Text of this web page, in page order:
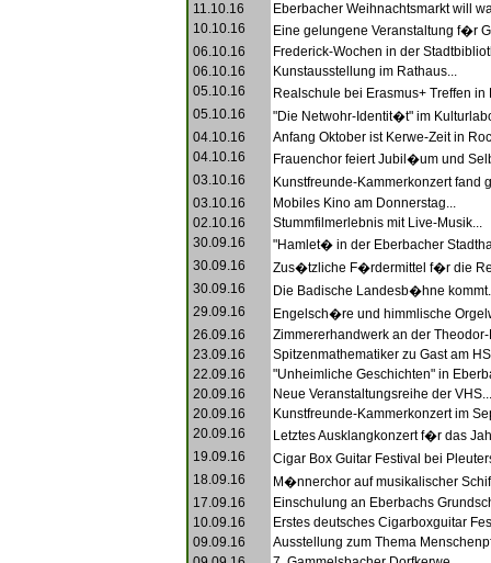
11.10.16
Eberbacher Weihnachtsmarkt will
10.10.16
Eine gelungene Veranstaltung f�r
06.10.16
Frederick-Wochen in der
06.10.16
Kunstausstellung im Rathaus...
05.10.16
Realschule bei Erasmus+ Treffen
05.10.16
"Die Netwohr-Identit�t" im
04.10.16
Anfang Oktober ist Kerwe-Zeit in
04.10.16
Frauenchor feiert Jubil�um und
03.10.16
Kunstfreunde-Kammerkonzert fand
03.10.16
Mobiles Kino am Donnerstag...
02.10.16
Stummfilmerlebnis mit Live-Musik...
30.09.16
"Hamlet� in der Eberbacher
30.09.16
Zus�tzliche F�rdermittel f�r die
30.09.16
Die Badische Landesb�hne
29.09.16
Engelsch�re und himmlische
26.09.16
Zimmererhandwerk an der
23.09.16
Spitzenmathematiker zu Gast am
22.09.16
"Unheimliche Geschichten" in
20.09.16
Neue Veranstaltungsreihe der VHS...
20.09.16
Kunstfreunde-Kammerkonzert im
20.09.16
Letztes Ausklangkonzert f�r das
19.09.16
Cigar Box Guitar Festival bei
18.09.16
M�nnerchor auf musikalischer
17.09.16
Einschulung an Eberbachs
10.09.16
Erstes deutsches Cigarboxguitar
09.09.16
Ausstellung zum Thema